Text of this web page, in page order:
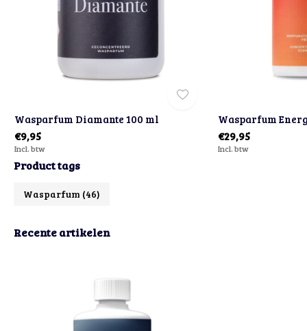
Wasparfum Diamante 100 ml
€9,95
Incl. btw
Wasparfum
€29,95
Incl. btw
Product tags
Wasparfum (46)
Recente artikelen